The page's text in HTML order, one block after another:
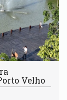
Velho